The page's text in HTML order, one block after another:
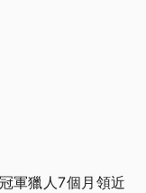
軍獵人7個月領近